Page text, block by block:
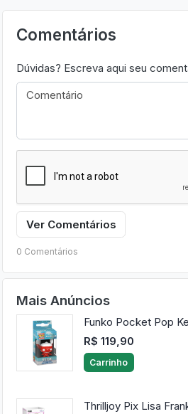
Comentários
Dúvidas? Escreva aqui seu
Ver Comentários
0 Comentários
Mais Anúncios
Funko Pocket Pop
R$ 119,90
Carrinho
Thrilljoy Pix Lisa